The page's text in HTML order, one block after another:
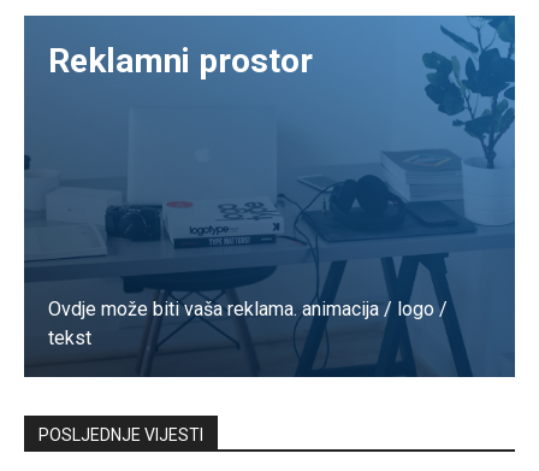
Reklamni prostor
Ovdje može biti vaša reklama. animacija / logo /
tekst
Kontaktirajte nas
POSLJEDNJE VIJESTI